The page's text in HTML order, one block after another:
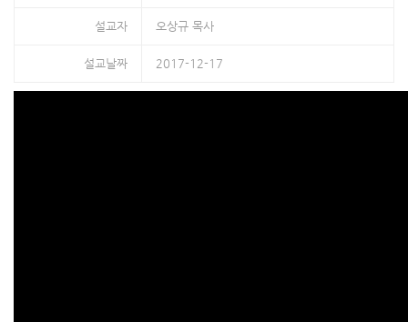
설교자 오상규 목사
설교날짜 2017-12-17